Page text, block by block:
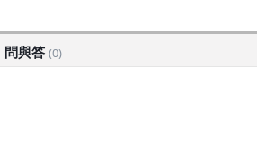
問與答 (0)